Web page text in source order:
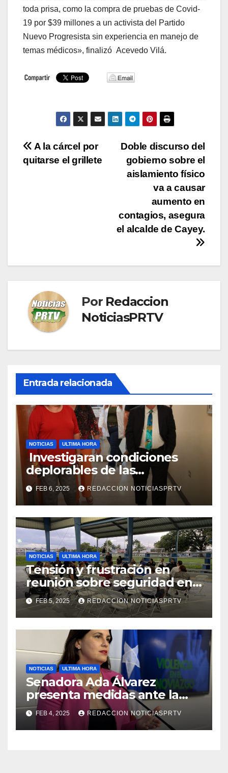
toda prisa, como la compra de pruebas de Covid-
19 por $39 millones a un activista del Partido
Nuevo Progresista sin experiencia en manejo de
temas médicos», finalizó Acevedo Vilá.
Navegación
de
Doble discurso del
gobierno sobre el
aislamiento físico
va a causar
aumento en
contagios, asegura
el alcalde de Cayey.
A la cárcel por
quitarse el grillete
Por Redaccion
NoticiasPRTV
Entrada relacionada
NOTICIAS ULTIMA HORA
Investigaran condiciones
deplorables de las
facilidades el Departamento
de la Salud en Mayagüez
FEB 6, 2025 REDACCION NOTICIASPRTV
NOTICIAS ULTIMA HORA
Tensión y frustración en
reunión sobre seguridad en
Reparto Metropolitano
FEB 5, 2025 REDACCION NOTICIASPRTV
NOTICIAS ULTIMA HORA
Senadora Ada Álvarez
presenta medidas ante la
violencia en el noviazgo
FEB 4, 2025 REDACCION NOTICIASPRTV